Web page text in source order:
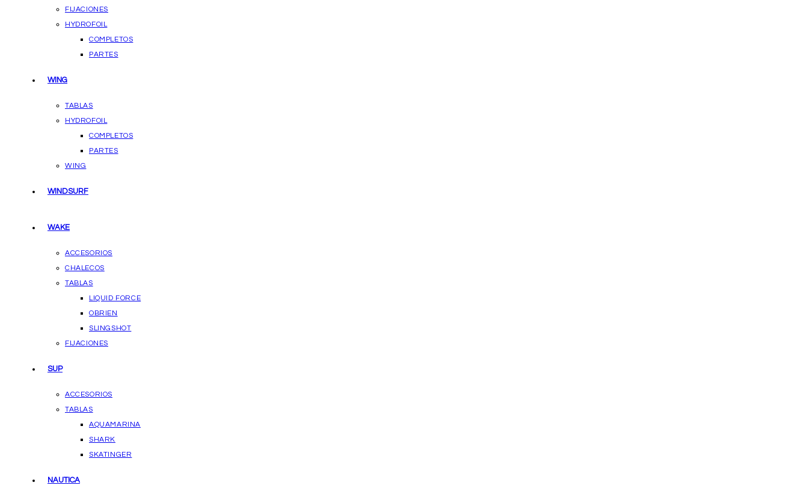
FIJACIONES
HYDROFOIL
COMPLETOS
PARTES
WING
TABLAS
HYDROFOIL
COMPLETOS
PARTES
WING
WINDSURF
WAKE
ACCESORIOS
CHALECOS
TABLAS
LIQUID FORCE
OBRIEN
SLINGSHOT
FIJACIONES
SUP
ACCESORIOS
TABLAS
AQUAMARINA
SHARK
SKATINGER
NAUTICA